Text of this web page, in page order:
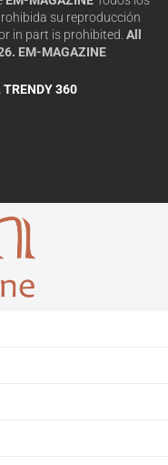
su reproducción
in part is prohibited. All
EM-MAGAZINE
TRENDY 360